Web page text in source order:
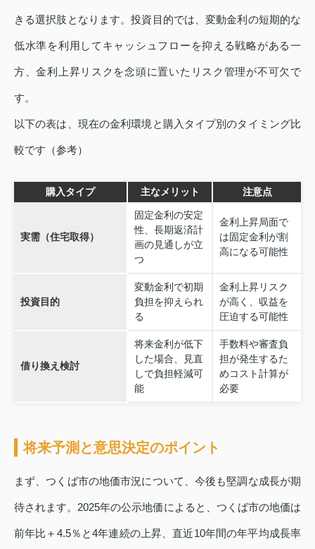
きる選択肢となります。投資目的では、変動金利の短期的な
低水準を利用してキャッシュフローを抑える戦略がある一
方、金利上昇リスクを念頭に置いたリスク管理が不可欠で
す。
以下の表は、現在の金利環境と購入タイプ別のタイミング比
較です（参考）
購入タイプ 主なメリット 注意点
実需（住宅取得）
固定金利の安定
性、長期返済計
画の見通しが立
つ
金利上昇局面で
は固定金利が割
高になる可能性
投資目的
変動金利で初期
負担を抑えられ
る
金利上昇リスク
が高く、収益を
圧迫する可能性
借り換え検討
将来金利が低下
した場合、見直
しで負担軽減可
能
手数料や審査負
担が発生するた
めコスト計算が
必要
将来予測と意思決定のポイント
まず、つくば市の地価市況について、今後も堅調な成長が期
待されます。2025年の公示地価によると、つくば市の地価は
前年比＋4.5％と4年連続の上昇、直近10年間の年平均成長率